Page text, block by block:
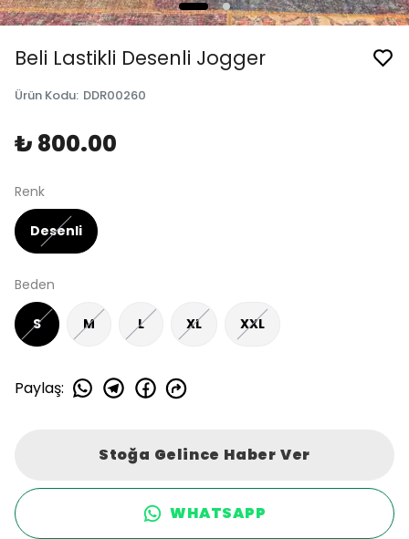
Beli Lastikli Desenli Jogger
Ürün Kodu: DDR00260
₺ 800.00
Renk
Desenli
Beden
S M L XL XXL
Paylaş:
Stoğa Gelince Haber Ver
WHATSAPP